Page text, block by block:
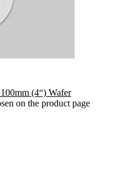
(4“) Wafer
on the product page